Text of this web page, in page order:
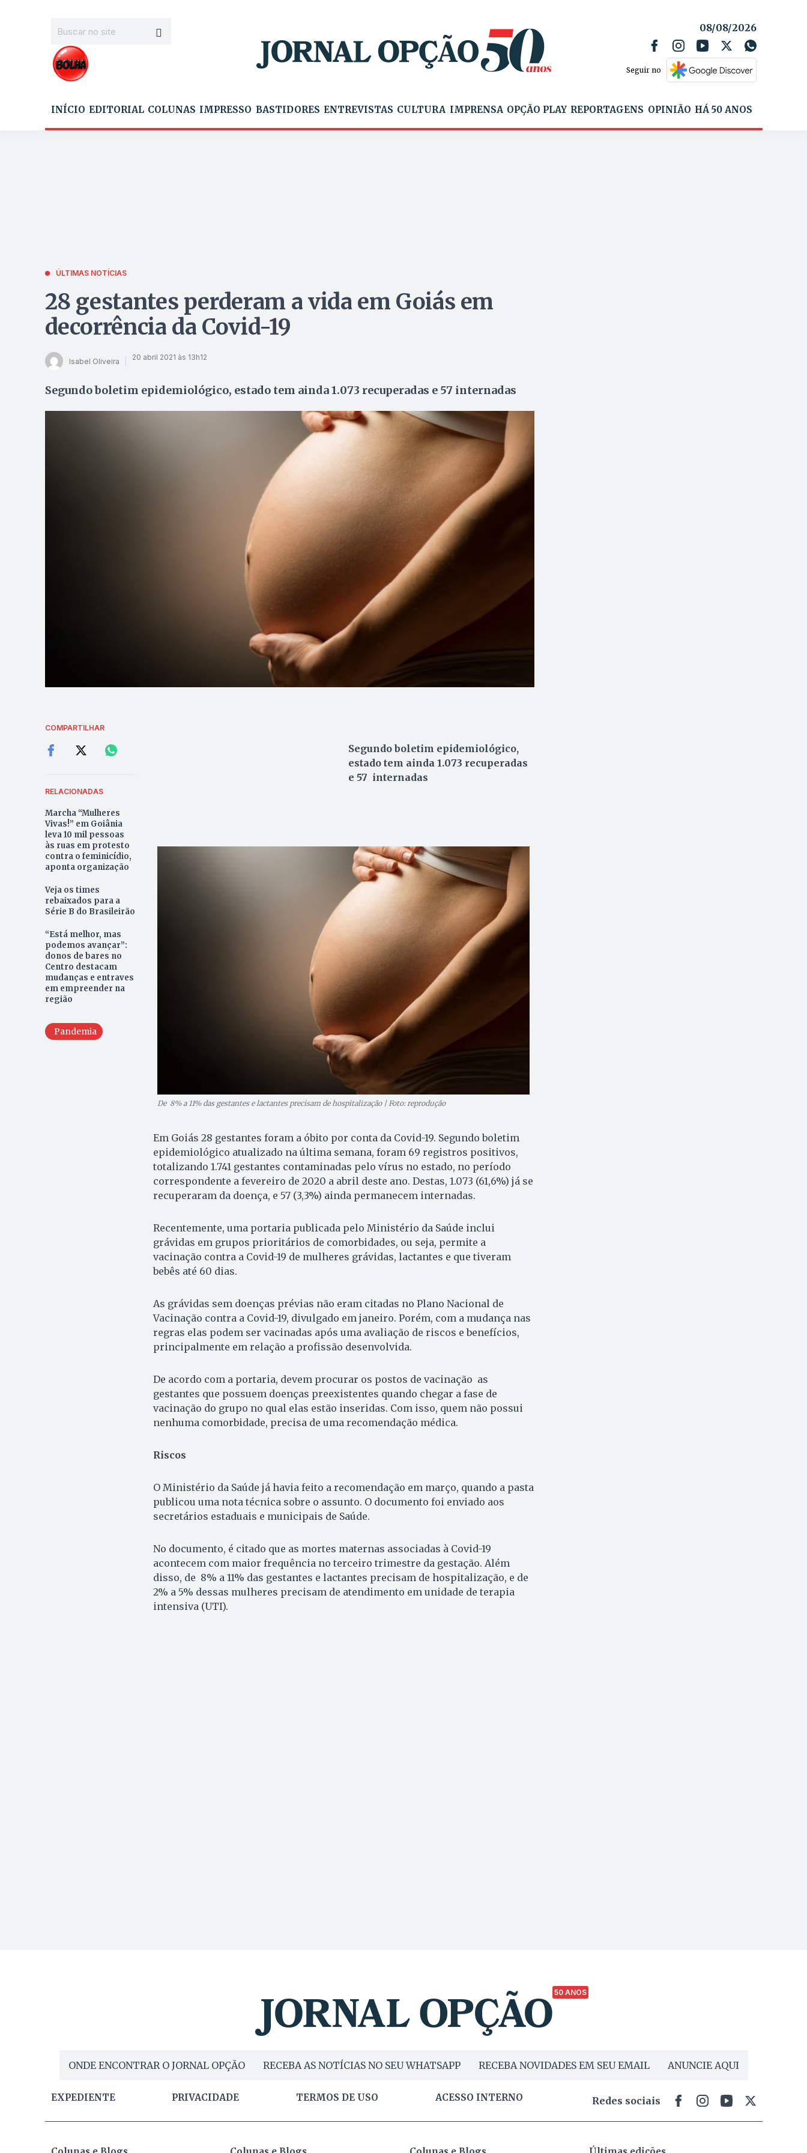
08/08/2026
Seguir no
INÍCIO EDITORIAL COLUNAS IMPRESSO BASTIDORES ENTREVISTAS CULTURA IMPRENSA OPÇÃO PLAY REPORTAGENS OPINIÃO HÁ 50 ANOS
ÚLTIMAS NOTÍCIAS
28 gestantes perderam a vida em Goiás em
decorrência da Covid-19
Isabel Oliveira 20 abril 2021 às 13h12
Segundo boletim epidemiológico, estado tem ainda 1.073 recuperadas e 57 internadas
COMPARTILHAR
RELACIONADAS
Marcha “Mulheres
Vivas!” em Goiânia
leva 10 mil pessoas
às ruas em protesto
contra o feminicídio,
aponta organização
Veja os times
rebaixados para a
Série B do Brasileirão
“Está melhor, mas
podemos avançar”:
donos de bares no
Centro destacam
mudanças e entraves
em empreender na
região
Pandemia
Segundo boletim epidemiológico,
estado tem ainda 1.073 recuperadas
e 57 internadas
De 8% a 11% das gestantes e lactantes precisam de hospitalização | Foto: reprodução
Em Goiás 28 gestantes foram a óbito por conta da Covid-19. Segundo boletim
epidemiológico atualizado na última semana, foram 69 registros positivos,
totalizando 1.741 gestantes contaminadas pelo vírus no estado, no período
correspondente a fevereiro de 2020 a abril deste ano. Destas, 1.073 (61,6%) já se
recuperaram da doença, e 57 (3,3%) ainda permanecem internadas.
Recentemente, uma portaria publicada pelo Ministério da Saúde inclui
grávidas em grupos prioritários de comorbidades, ou seja, permite a
vacinação contra a Covid-19 de mulheres grávidas, lactantes e que tiveram
bebês até 60 dias.
As grávidas sem doenças prévias não eram citadas no Plano Nacional de
Vacinação contra a Covid-19, divulgado em janeiro. Porém, com a mudança nas
regras elas podem ser vacinadas após uma avaliação de riscos e benefícios,
principalmente em relação a profissão desenvolvida.
De acordo com a portaria, devem procurar os postos de vacinação as
gestantes que possuem doenças preexistentes quando chegar a fase de
vacinação do grupo no qual elas estão inseridas. Com isso, quem não possui
nenhuma comorbidade, precisa de uma recomendação médica.
Riscos
O Ministério da Saúde já havia feito a recomendação em março, quando a pasta
publicou uma nota técnica sobre o assunto. O documento foi enviado aos
secretários estaduais e municipais de Saúde.
No documento, é citado que as mortes maternas associadas à Covid-19
acontecem com maior frequência no terceiro trimestre da gestação. Além
disso, de 8% a 11% das gestantes e lactantes precisam de hospitalização, e de
2% a 5% dessas mulheres precisam de atendimento em unidade de terapia
intensiva (UTI).
50 ANOS
ONDE ENCONTRAR O JORNAL OPÇÃO RECEBA AS NOTÍCIAS NO SEU WHATSAPP RECEBA NOVIDADES EM SEU EMAIL ANUNCIE AQUI
EXPEDIENTE PRIVACIDADE TERMOS DE USO ACESSO INTERNO Redes sociais